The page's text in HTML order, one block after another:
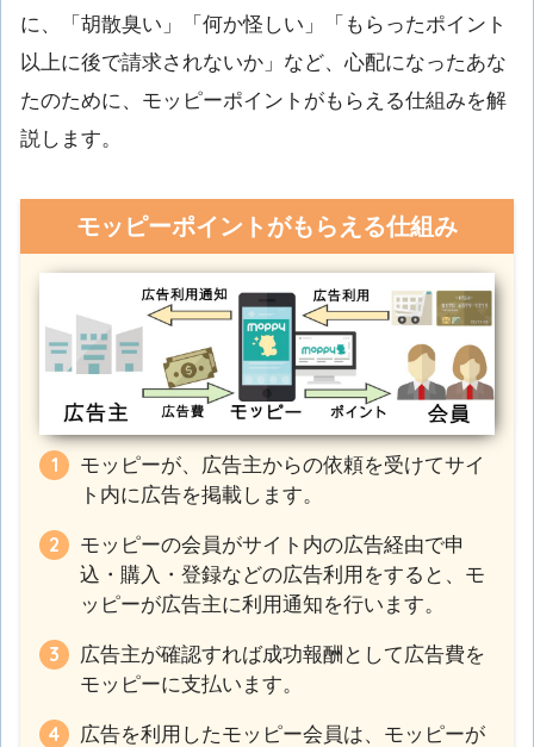
に、「胡散臭い」「何か怪しい」「もらったポイント
以上に後で請求されないか」など、心配になったあな
たのために、モッピーポイントがもらえる仕組みを解
説します。
モッピーポイントがもらえる仕組み
モッピーが、広告主からの依頼を受けてサイ
ト内に広告を掲載します。
モッピーの会員がサイト内の広告経由で申
込・購入・登録などの広告利用をすると、モ
ッピーが広告主に利用通知を行います。
広告主が確認すれば成功報酬として広告費を
モッピーに支払います。
広告を利用したモッピー会員は、モッピーが